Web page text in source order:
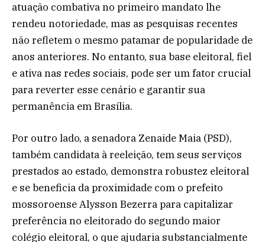
atuação combativa no primeiro mandato lhe
rendeu notoriedade, mas as pesquisas recentes
não refletem o mesmo patamar de popularidade de
anos anteriores. No entanto, sua base eleitoral, fiel
e ativa nas redes sociais, pode ser um fator crucial
para reverter esse cenário e garantir sua
permanência em Brasília.
Por outro lado, a senadora Zenaide Maia (PSD),
também candidata à reeleição, tem seus serviços
prestados ao estado, demonstra robustez eleitoral
e se beneficia da proximidade com o prefeito
mossoroense Alysson Bezerra para capitalizar
preferência no eleitorado do segundo maior
colégio eleitoral, o que ajudaria substancialmente